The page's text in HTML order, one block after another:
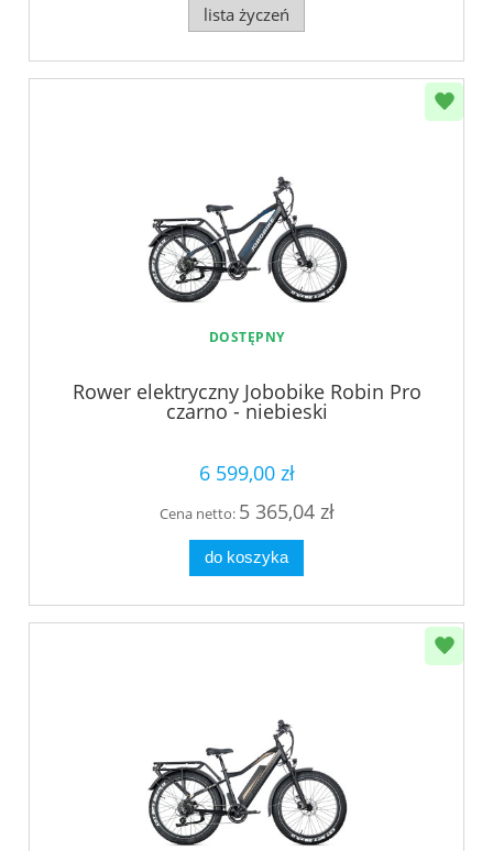
lista życzeń
DOSTĘPNY
Rower elektryczny Jobobike Robin Pro
czarno - niebieski
6 599,00 zł
Cena netto: 5 365,04 zł
do koszyka